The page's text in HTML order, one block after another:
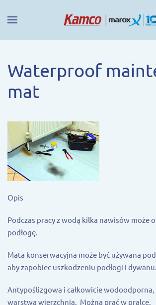
Waterproof
mat
Opis
Podczas pracy z wodą kilka nawisów może
podłogę.
Mata konserwacyjna może być używana
aby zapobiec uszkodzeniu podłogi i dywanu.
Antypoślizgowa i całkowicie wodoodporna,
warstwą wierzchnią. Można prać w pralce.